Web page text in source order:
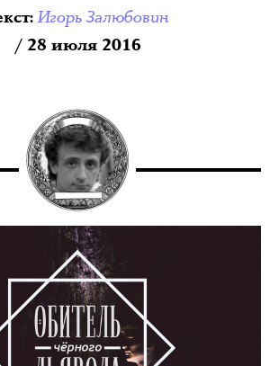
:Игорь Залюбовин
/ 28 июля 2016